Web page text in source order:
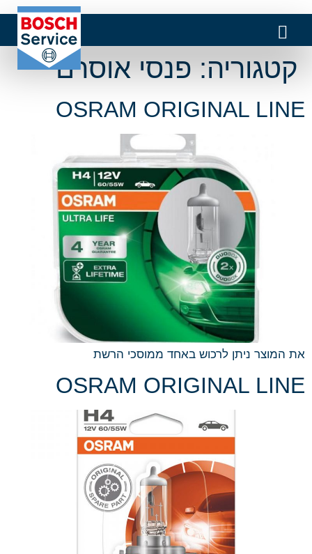
קטגוריה: פנסי אוסרם
OSRAM ORIGINAL LINE
את המוצר ניתן לרכוש באחד ממוסכי הרשת
OSRAM ORIGINAL LINE